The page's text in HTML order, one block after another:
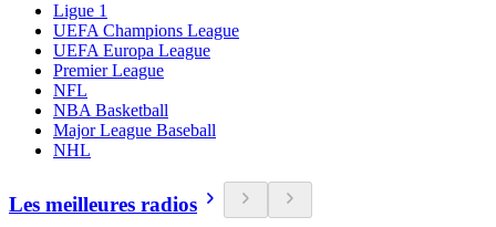
Ligue 1
UEFA Champions League
UEFA Europa League
Premier League
NFL
NBA Basketball
Major League Baseball
NHL
Les meilleures radios